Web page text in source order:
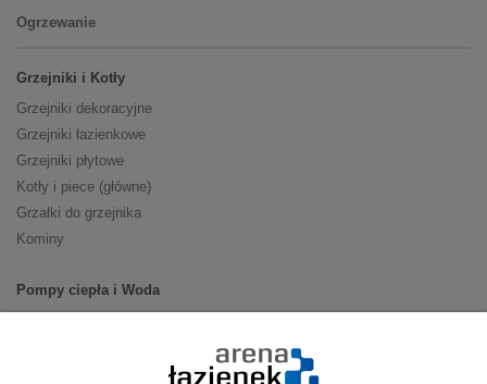
Ogrzewanie
Grzejniki i Kotły
Grzejniki dekoracyjne
Grzejniki łazienkowe
Grzejniki płytowe
Kotły i piece (główne)
Grzałki do grzejnika
Kominy
Pompy ciepła i Woda
Ogrzewanie podłogowe (główne)